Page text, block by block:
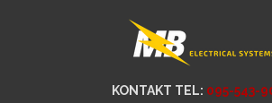
KONTAKT TEL: 095-543-